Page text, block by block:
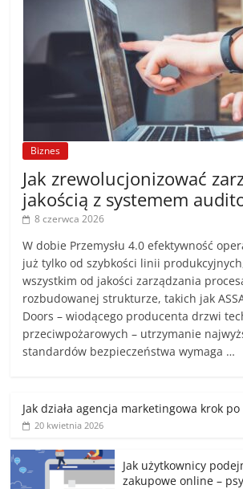
Biznes
Jak zrewolucjonizować
jakością z systemem
8 czerwca 2026
W dobie Przemysłu 4.0 efektywność
już tylko od szybkości linii
wszystkim od jakości zarządzania
rozbudowanej strukturze, takich jak
Doors – wiodącego producenta drzwi
przeciwpożarowych – utrzymanie
standardów bezpieczeństwa wymaga …
Jak działa agencja marketingowa krok po
20 kwietnia 2026
Jak użytkownicy
zakupowe online –